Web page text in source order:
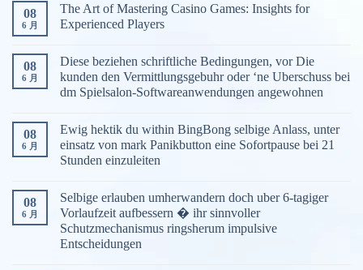
08
6 月
The Art of Mastering Casino Games: Insights for
Experienced Players
08
6 月
Diese beziehen schriftliche Bedingungen, vor Die
kunden den Vermittlungsgebuhr oder ‘ne Uberschuss bei
dm Spielsalon-Softwareanwendungen angewohnen
08
6 月
Ewig hektik du within BingBong selbige Anlass, unter
einsatz von mark Panikbutton eine Sofortpause bei 21
Stunden einzuleiten
08
6 月
Selbige erlauben umherwandern doch uber 6-tagiger
Vorlaufzeit aufbessern � ihr sinnvoller
Schutzmechanismus ringsherum impulsive
Entscheidungen